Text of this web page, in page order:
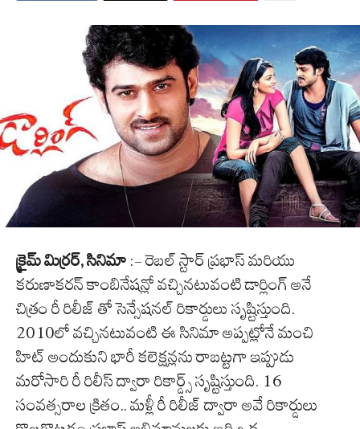
క్రైమ్ మిర్రర్, సినిమా :- రెబల్ స్టార్ ప్రభాస్ మరియు
కరుణాకరన్ కాంబినేషన్లో వచ్చినటువంటి డార్లింగ్ అనే
చిత్రం రీ రిలీజ్ తో సెన్సేషనల్ రికార్డులు సృష్టిస్తుంది.
2010లో వచ్చినటువంటి ఈ సినిమా అప్పట్లోనే మంచి
హిట్ అందుకుని భారీ కలెక్షన్లను రాబట్టగా ఇప్పుడు
మరోసారి రీ రిలీస్ ద్వారా రికార్డ్స్ సృష్టిస్తుంది. 16
సంవత్సరాల క్రితం.. మళ్లీ రీ రిలీజ్ ద్వారా అవే రికార్డులు